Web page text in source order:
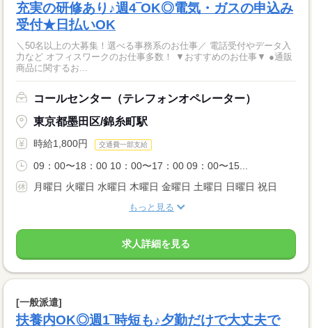
充実の研修あり♪週4‾OK◎電気・ガスの申込み
受付★日払いOK
＼50名以上の大募集！選べる事務系のお仕事／ 電話受付やデータ入
力など オフィスワークのお仕事多数！ ▼おすすめのお仕事▼ ●通販
商品に関するお...
コールセンター（テレフォンオペレーター）
東京都墨田区/錦糸町駅
時給1,800円 交通費一部支給
09：00〜18：00 10：00〜17：00 09：00〜15...
月曜日 火曜日 水曜日 木曜日 金曜日 土曜日 日曜日 祝日
もっと見る
求人詳細を見る
[一般派遣]
扶養内OK◎週1‾時短も♪夕勤だけで大丈夫で